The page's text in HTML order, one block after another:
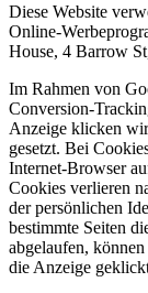
Diese Website
Online-
House, 4 Barrow
Im Rahmen von
Conversion-
Anzeige klicken
gesetzt. Bei
Internet-Browser
Cookies verlieren
der persönlichen
bestimmte Seiten
abgelaufen,
die Anzeige